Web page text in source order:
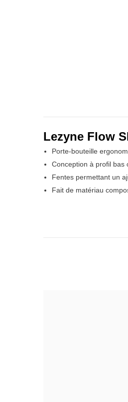
Lezyne Flow
Porte-bouteille
Conception à profil bas
Fentes permettant un
Fait de matériau